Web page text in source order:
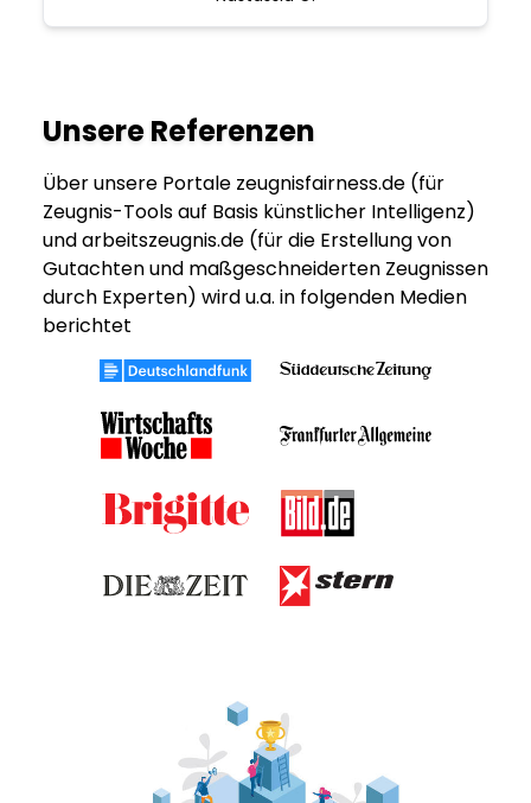
Unsere Referenzen
Über unsere Portale zeugnisfairness.de (für
Zeugnis-Tools auf Basis künstlicher Intelligenz)
und arbeitszeugnis.de (für die Erstellung von
Gutachten und maßgeschneiderten Zeugnissen
durch Experten) wird u.a. in folgenden Medien
berichtet